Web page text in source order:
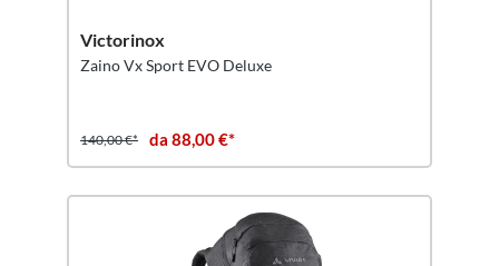
Victorinox
Zaino Vx Sport EVO Deluxe
140,00 €* da 88,00 €*